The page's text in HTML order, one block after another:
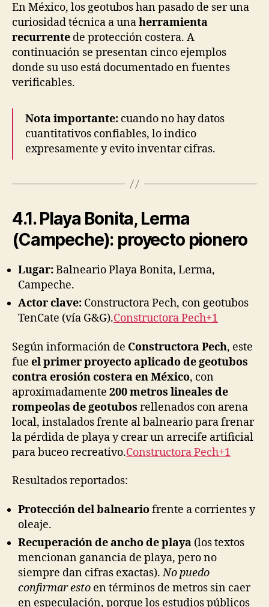
En México, los geotubos han pasado de ser una
curiosidad técnica a unaherramienta
recurrente de protección costera. A
continuación se presentan cinco ejemplos
donde su uso está documentado en fuentes
verificables.
Nota importante: cuando no hay datos
cuantitativos confiables, lo indico
expresamente y evito inventar cifras.
4.1. Playa Bonita, Lerma
(Campeche): proyecto pionero
Lugar:Balneario Playa Bonita, Lerma,
Campeche.
Actor clave: Constructora Pech, con geotubos
TenCate (vía G&G).Constructora Pech+1
Según información de Constructora Pech, este
fue el primer proyecto aplicado de geotubos
contra erosión costera en México, con
aproximadamente 200 metros lineales de
rompeolas de geotubos rellenados con arena
local, instalados frente al balneario para frenar
la pérdida de playa y crear un arrecife artificial
para buceo recreativo.Constructora Pech+1
Resultados reportados:
Protección del balneariofrente a corrientes y
oleaje.
Recuperación de ancho de playa (los textos
mencionan ganancia de playa, pero no
siempre dan cifras exactas).No puedo
confirmar esto en términos de metros sin caer
en especulación, porque los estudios públicos